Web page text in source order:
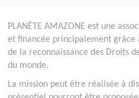
PLANÈTE AMAZONE est une
et financée principalement
de la reconnaissance des Droits
du monde.
La mission peut être réalisée à